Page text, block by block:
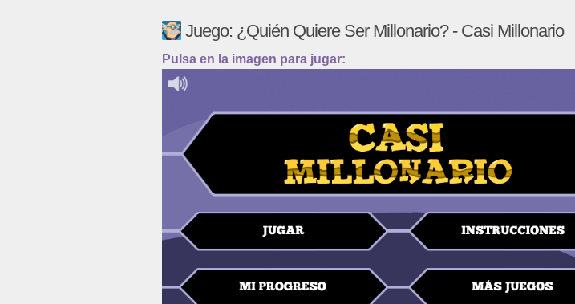
Juego: ¿Quién Quiere Ser Millonario? - Casi Millonario
Pulsa en la imagen para jugar: